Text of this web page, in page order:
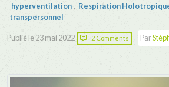
hyperventilation, Respiration
transpersonnel
Publié le 23 mai 2022 2 Comments Par